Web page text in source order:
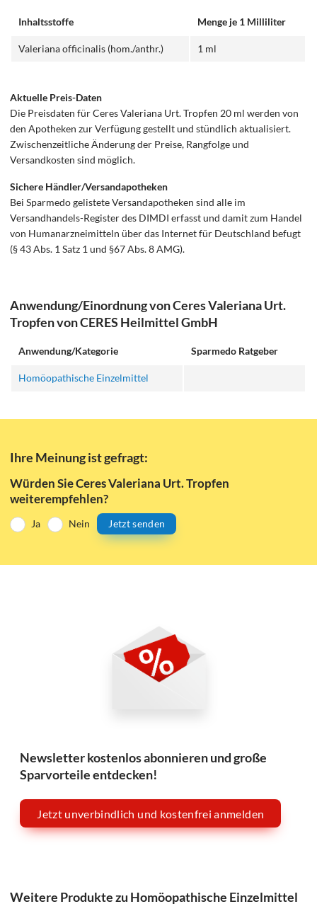
Inhaltsstoffe Menge je 1 Milliliter
Valeriana officinalis (hom./anthr.) 1 ml
Aktuelle Preis-Daten
Die Preisdaten für Ceres Valeriana Urt. Tropfen 20 ml werden von
den Apotheken zur Verfügung gestellt und stündlich aktualisiert.
Zwischenzeitliche Änderung der Preise, Rangfolge und
Versandkosten sind möglich.
Sichere Händler/Versandapotheken
Bei Sparmedo gelistete Versandapotheken sind alle im
Versandhandels-Register des DIMDI erfasst und damit zum Handel
von Humanarzneimitteln über das Internet für Deutschland befugt
(§ 43 Abs. 1 Satz 1 und §67 Abs. 8 AMG).
Anwendung/Einordnung von Ceres Valeriana Urt.
Tropfen von CERES Heilmittel GmbH
Anwendung/Kategorie Sparmedo Ratgeber
Homöopathische Einzelmittel
Ihre Meinung ist gefragt:
Würden Sie Ceres Valeriana Urt. Tropfen
weiterempfehlen?
Ja Nein Jetzt senden
Newsletter kostenlos abonnieren und große
Sparvorteile entdecken!
Jetzt unverbindlich und kostenfrei anmelden
Weitere Produkte zu Homöopathische Einzelmittel